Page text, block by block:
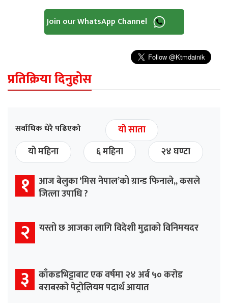
Join our WhatsApp Channel
प्रतिक्रिया दिनुहोस
सर्वाधिक धेरै पढिएको
यो साता
यो महिना
६ महिना २४ घण्टा
१ आज बेलुका ‘मिस नेपाल’को ग्रान्ड फिनाले,, कसले
जित्ला उपाधि ?
२ यस्तो छ आजका लागि विदेशी मुद्राको विनिमयदर
३ काँकडभिट्टाबाट एक वर्षमा २४ अर्ब ५० करोड
बराबरको पेट्रोलियम पदार्थ आयात